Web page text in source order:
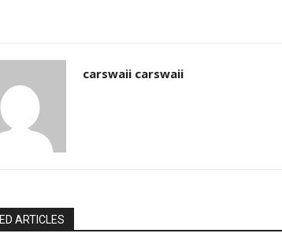
carswaii carswaii
ARTICLES